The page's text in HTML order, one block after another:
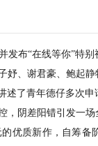
发布“在线等你”特
妤、谢君豪、鲍起
述了青年德仔多次
，阴差阳错引发一
优质新作，自筹备